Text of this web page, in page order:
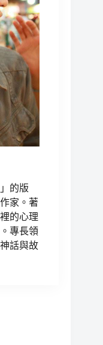
的版
家。著
的心理
專長領
話與故